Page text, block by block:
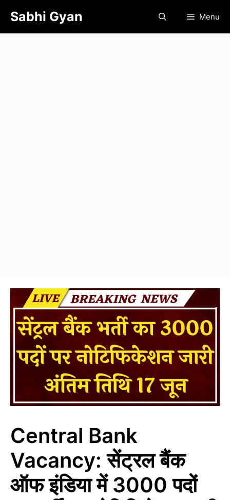
content
Sabhi Gyan Menu
Central Bank
Vacancy: सेंट्रल बैंक
ऑफ इंडिया में 3000 पदों